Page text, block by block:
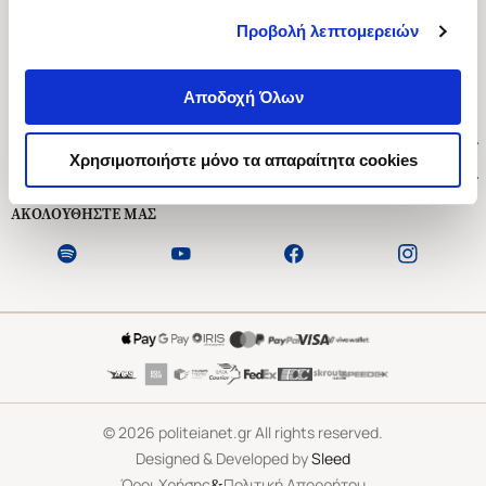
Προβολή λεπτομερειών
Αποδοχή Όλων
Χρησιμοποιήστε μόνο τα απαραίτητα cookies
Ασκληπιού 1-3, Αθήνα 106 79
Δευτέρα - Παρασκευή 09:00-21:00
Εξυπηρέτηση Πελατών
ΑΚΟΛΟΥΘΗΣΤΕ ΜΑΣ
©2026 politeianet.gr All rights reserved.
Designed & Developed bySleed